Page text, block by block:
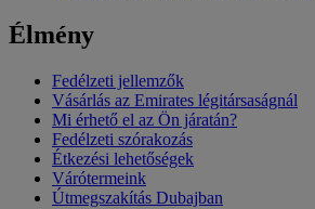
Élmény
Fedélzeti jellemzők
Vásárlás az Emirates légitársaságnál
Mi érhető el az Ön járatán?
Fedélzeti szórakozás
Étkezési lehetőségek
Várótermeink
Útmegszakítás Dubajban